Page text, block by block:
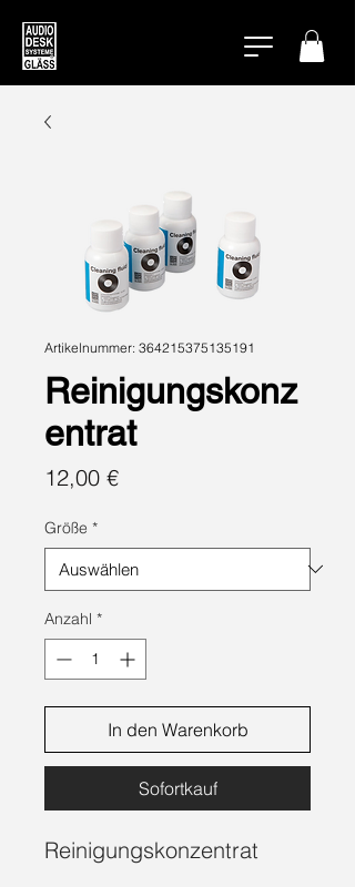
Artikelnummer: 364215375135191
Reinigungskonz
entrat
12,00 €Preis
Größe *
Anzahl *
In den Warenkorb
Sofortkauf
Reinigungskonzentrat